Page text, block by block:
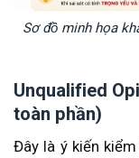
Sơ đồ minh họa
Unqualified
toàn phần)
Đây là ý kiến